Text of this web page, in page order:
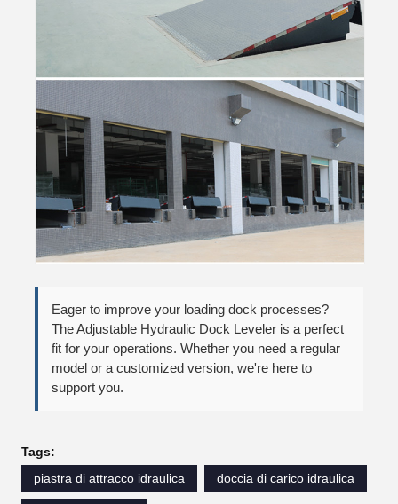
Eager to improve your loading dock processes?
The Adjustable Hydraulic Dock Leveler is a perfect
fit for your operations. Whether you need a regular
model or a customized version, we're here to
support you.
Tags:
piastra di attracco idraulica
doccia di carico idraulica